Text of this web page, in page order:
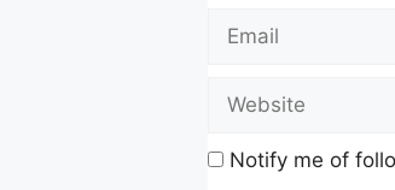
Notify me of